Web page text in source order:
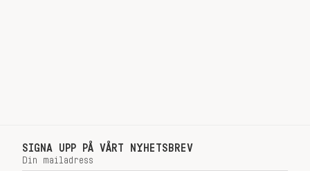
SIGNA UPP PÅ VÅRT NYHETSBREV